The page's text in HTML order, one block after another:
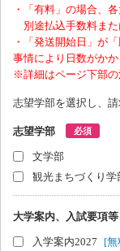
・「有料」の場合、
別途払込手数料また
・「発送開始日」が
事情により日数がかか
※詳細はページ下部の
志望学部を選択し、
志望学部 必須
文学部
観光まちづくり学
大学案内、入試要項等
入学案内2027 [無